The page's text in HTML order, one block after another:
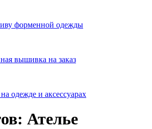
форменной одежды
вышивка на заказ
одежде и аксессуарах
Ателье